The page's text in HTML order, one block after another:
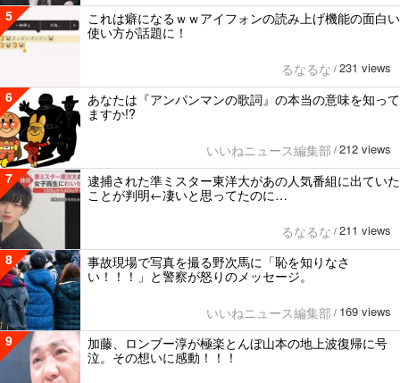
5
これは癖になるｗｗアイフォンの読み上げ機能の面白い
使い方が話題に！
るなるな / 231 views
6
あなたは『アンパンマンの歌詞』の本当の意味を知って
ますか!?
いいねニュース編集部 / 212 views
7
逮捕された準ミスター東洋大があの人気番組に出ていた
ことが判明←凄いと思ってたのに…
るなるな / 211 views
8
事故現場で写真を撮る野次馬に「恥を知りなさ
い！！！」と警察が怒りのメッセージ。
いいねニュース編集部 / 169 views
9
加藤、ロンブー淳が極楽とんぼ山本の地上波復帰に号
泣。その想いに感動！！！